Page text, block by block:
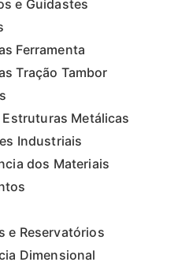
e Guidastes
Ferramenta
Tração Tambor
Estruturas Metálicas
Industriais
dos Materiais
e Reservatórios
Dimensional